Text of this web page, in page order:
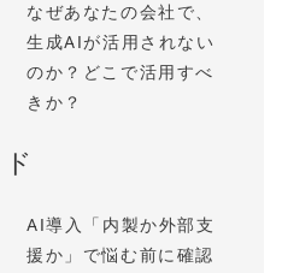
なぜあなたの会社で、
生成AIが活用されない
のか？どこで活用すべ
きか？
AI導入「内製か外部支
援か」で悩む前に確認